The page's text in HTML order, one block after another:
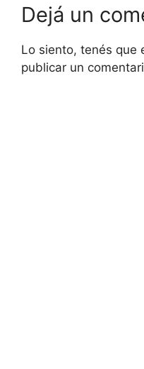
Dejá un
Lo siento, tenés que
publicar un